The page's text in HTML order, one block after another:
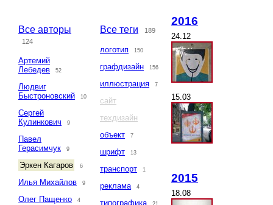
Все авторы
124
Артемий
Лебедев
52
Людвиг
Быстроновский
10
Сергей
Кулинкович
9
Павел
Герасимчук
9
Эркен Кагаров 6
Илья Михайлов 9
Олег Пащенко 4
Все теги 189
логотип 150
графдизайн 156
иллюстрация 7
сайт
техдизайн
объект
7
шрифт 13
транспорт 1
реклама 4
типографика
2016
24.12
15.03
2015
18.08